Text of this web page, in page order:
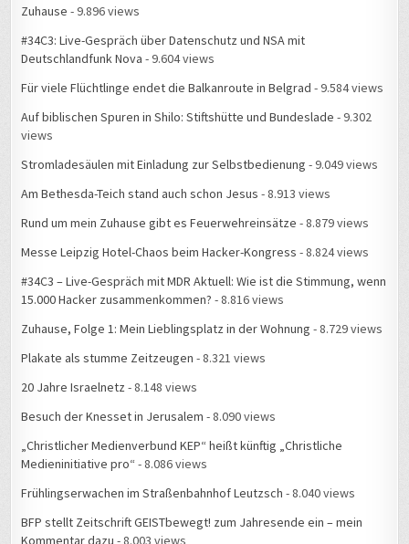
Zuhause - 9.896 views
#34C3: Live-Gespräch über Datenschutz und NSA mit
Deutschlandfunk Nova - 9.604 views
Für viele Flüchtlinge endet die Balkanroute in Belgrad - 9.584 views
Auf biblischen Spuren in Shilo: Stiftshütte und Bundeslade - 9.302
views
Stromladesäulen mit Einladung zur Selbstbedienung - 9.049 views
Am Bethesda-Teich stand auch schon Jesus - 8.913 views
Rund um mein Zuhause gibt es Feuerwehreinsätze - 8.879 views
Messe Leipzig Hotel-Chaos beim Hacker-Kongress - 8.824 views
#34C3 – Live-Gespräch mit MDR Aktuell: Wie ist die Stimmung, wenn
15.000 Hacker zusammenkommen? - 8.816 views
Zuhause, Folge 1: Mein Lieblingsplatz in der Wohnung - 8.729 views
Plakate als stumme Zeitzeugen - 8.321 views
20 Jahre Israelnetz - 8.148 views
Besuch der Knesset in Jerusalem - 8.090 views
„Christlicher Medienverbund KEP“ heißt künftig „Christliche
Medieninitiative pro“ - 8.086 views
Frühlingserwachen im Straßenbahnhof Leutzsch - 8.040 views
BFP stellt Zeitschrift GEISTbewegt! zum Jahresende ein – mein